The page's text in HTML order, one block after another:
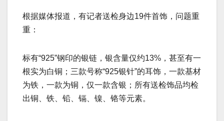
根据媒体报道，有记者送检身边19件首饰，问题重
重：
标有“925”钢印的银链，银含量仅约13%，甚至有一
根实为白铜；三款号称“925银针”的耳饰，一款基材
为铁，一款为铜，仅一款含银；所有送检饰品均检
出铜、铁、铅、镉、镍、铬等元素。